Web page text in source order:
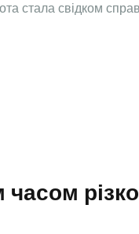
стала свідком
часом різко